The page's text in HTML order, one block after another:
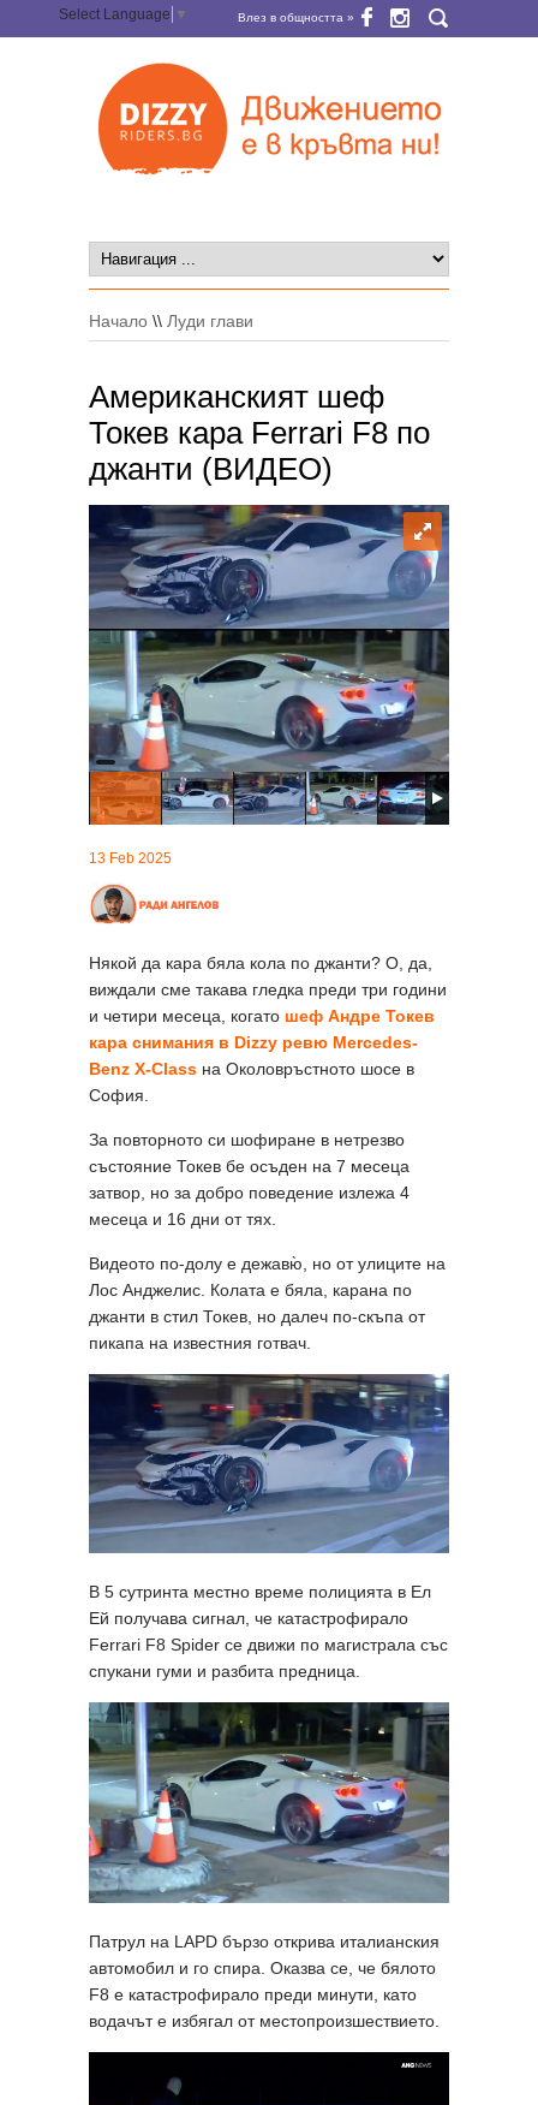
Select Language ▼ Влез в общността »
Начало \\ Луди глави
Американският шеф
Токев кара Ferrari F8 по
джанти (ВИДЕО)
13 Feb 2025
Някой да кара бяла кола по джанти? О, да,
виждали сме такава гледка преди три години
и четири месеца, когато шеф Андре Токев
кара снимания в Dizzy ревю Mercedes-
Benz X-Class на Околовръстното шосе в
София.
За повторното си шофиране в нетрезво
състояние Токев бе осъден на 7 месеца
затвор, но за добро поведение излежа 4
месеца и 16 дни от тях.
Видеото по-долу е дежавю̀, но от улиците на
Лос Анджелис. Колата е бяла, карана по
джанти в стил Токев, но далеч по-скъпа от
пикапа на известния готвач.
В 5 сутринта местно време полицията в Ел
Ей получава сигнал, че катастрофирало
Ferrari F8 Spider се движи по магистрала със
спукани гуми и разбита предница.
Патрул на LAPD бързо открива италианския
автомобил и го спира. Оказва се, че бялото
F8 е катастрофирало преди минути, като
водачът е избягал от местопроизшествието.